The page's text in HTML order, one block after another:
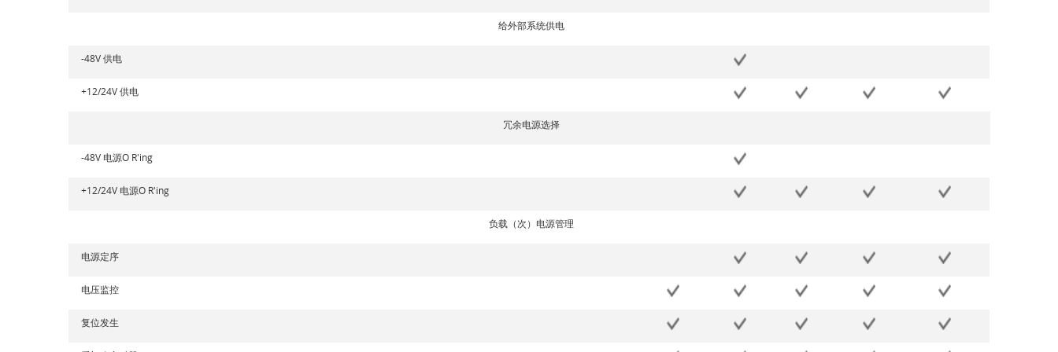
给外部系统供电
-48V 供电
+12/24V 供电
冗余电源选择
-48V 电源O R'ing
+12/24V 电源O R'ing
负载（次）电源管理
电源定序
电压监控
复位发生